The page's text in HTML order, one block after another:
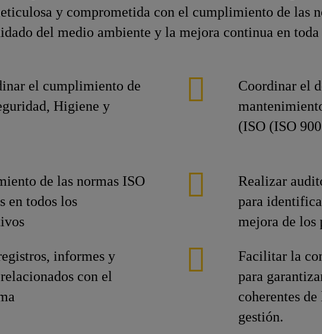
y comprometida con el cumplimiento de las
del medio ambiente y la mejora continua en
el cumplimiento de
Higiene y
Coordinar el
(ISO (ISO
de las normas ISO
en todos los
Realizar
para
mejora de los
informes y
con el
Facilitar la
para
coherentes
gestión.